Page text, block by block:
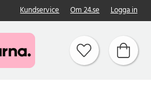
Kundservice Om 24.se Logga in